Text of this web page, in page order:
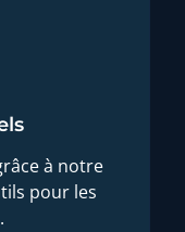
à notre
pour les